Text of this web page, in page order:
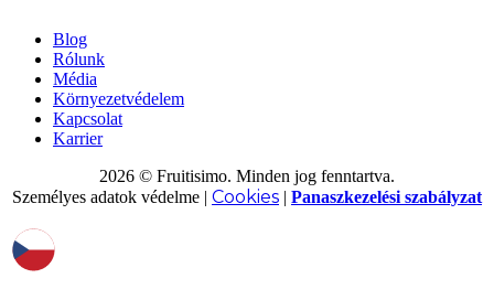
Blog
Rólunk
Média
Környezetvédelem
Kapcsolat
Karrier
2026 © Fruitisimo. Minden jog fenntartva.
Személyes adatok védelme | Cookies | Panaszkezelési szabályzat